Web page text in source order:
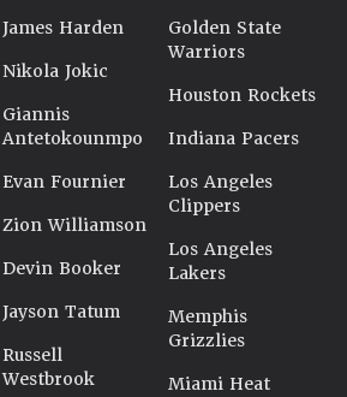
James Harden
Nikola Jokic
Giannis
Antetokounmpo
Evan Fournier
Zion Williamson
Devin Booker
Jayson Tatum
Russell
Westbrook
Golden State
Warriors
Houston Rockets
Indiana Pacers
Los Angeles
Clippers
Los Angeles
Lakers
Memphis
Grizzlies
Miami Heat